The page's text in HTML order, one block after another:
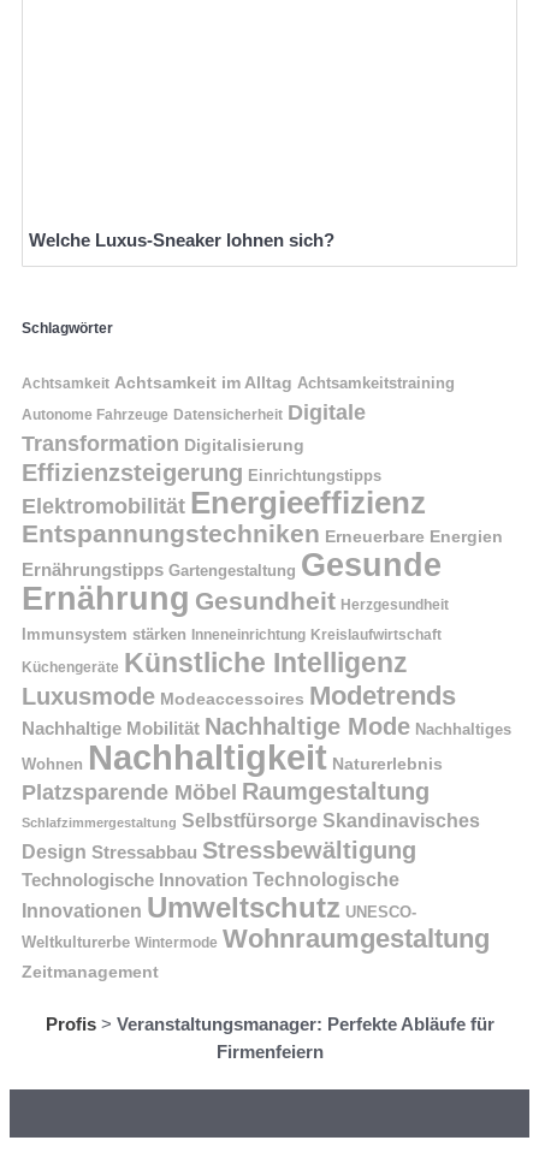
Welche Luxus-Sneaker lohnen sich?
Schlagwörter
Achtsamkeit Achtsamkeit im Alltag Achtsamkeitstraining
Autonome Fahrzeuge Datensicherheit Digitale
Transformation Digitalisierung
Effizienzsteigerung Einrichtungstipps
Elektromobilität Energieeffizienz
Entspannungstechniken Erneuerbare Energien
Ernährungstipps Gartengestaltung Gesunde
Ernährung Gesundheit Herzgesundheit
Immunsystem stärken Inneneinrichtung Kreislaufwirtschaft
Küchengeräte Künstliche Intelligenz
Luxusmode Modeaccessoires Modetrends
Nachhaltige Mobilität Nachhaltige Mode Nachhaltiges
Wohnen Nachhaltigkeit Naturerlebnis
Platzsparende Möbel Raumgestaltung
Schlafzimmergestaltung Selbstfürsorge Skandinavisches
Design Stressabbau Stressbewältigung
Technologische Innovation Technologische
Innovationen Umweltschutz UNESCO-
Weltkulturerbe Wintermode Wohnraumgestaltung
Zeitmanagement
Profis> Veranstaltungsmanager: Perfekte Abläufe für
Firmenfeiern